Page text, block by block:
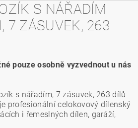
S NÁŘADÍM
7 ZÁSUVEK, 263
pouze osobně vyzvednout u nás
s nářadím, 7 zásuvek, 263 dílů
profesionální celokovový dílenský
i řemeslných dílen, garáží,